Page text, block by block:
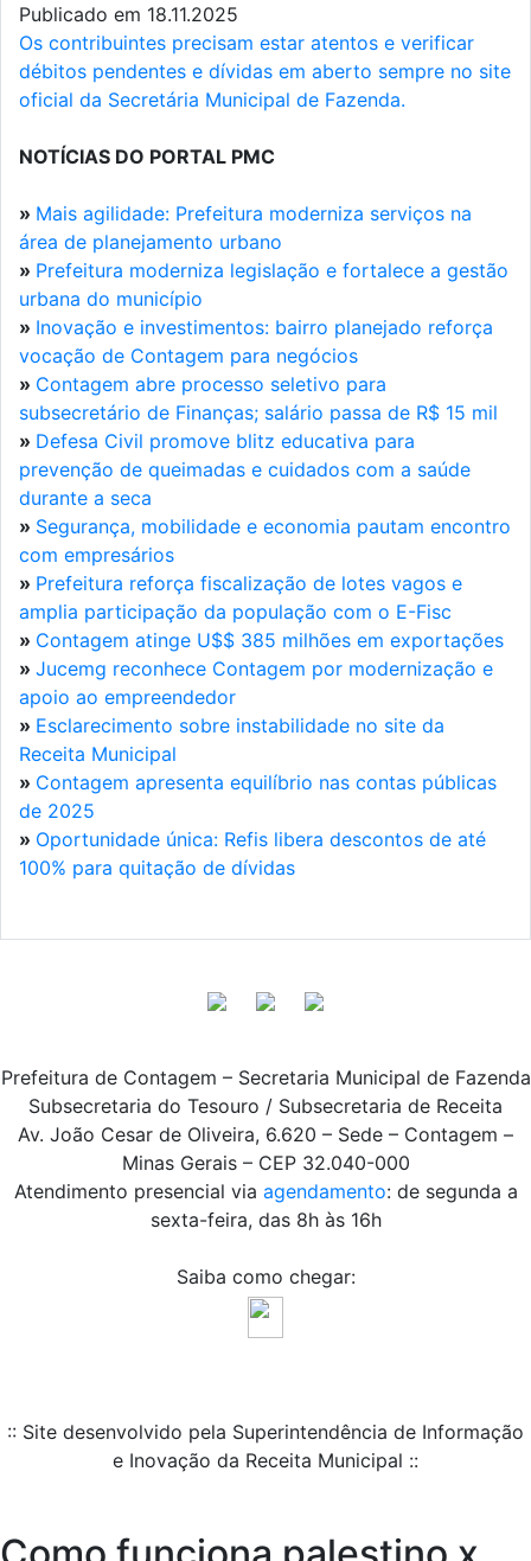
Publicado em 18.11.2025
Os contribuintes precisam estar atentos e verificar
débitos pendentes e dívidas em aberto sempre no site
oficial da Secretária Municipal de Fazenda.
NOTÍCIAS DO PORTAL PMC
» Mais agilidade: Prefeitura moderniza serviços na
área de planejamento urbano
» Prefeitura moderniza legislação e fortalece a gestão
urbana do município
» Inovação e investimentos: bairro planejado reforça
vocação de Contagem para negócios
» Contagem abre processo seletivo para
subsecretário de Finanças; salário passa de R$ 15 mil
» Defesa Civil promove blitz educativa para
prevenção de queimadas e cuidados com a saúde
durante a seca
» Segurança, mobilidade e economia pautam encontro
com empresários
» Prefeitura reforça fiscalização de lotes vagos e
amplia participação da população com o E-Fisc
» Contagem atinge U$$ 385 milhões em exportações
» Jucemg reconhece Contagem por modernização e
apoio ao empreendedor
» Esclarecimento sobre instabilidade no site da
Receita Municipal
» Contagem apresenta equilíbrio nas contas públicas
de 2025
» Oportunidade única: Refis libera descontos de até
100% para quitação de dívidas
Prefeitura de Contagem – Secretaria Municipal de Fazenda
Subsecretaria do Tesouro / Subsecretaria de Receita
Av. João Cesar de Oliveira, 6.620 – Sede – Contagem –
Minas Gerais – CEP 32.040-000
Atendimento presencial via agendamento: de segunda a
sexta-feira, das 8h às 16h
Saiba como chegar:
:: Site desenvolvido pela Superintendência de Informação
e Inovação da Receita Municipal ::